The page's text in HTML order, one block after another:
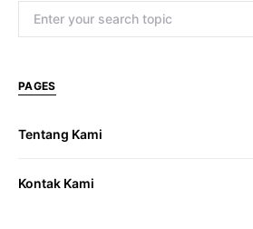
PAGES
Tentang Kami
Kontak Kami